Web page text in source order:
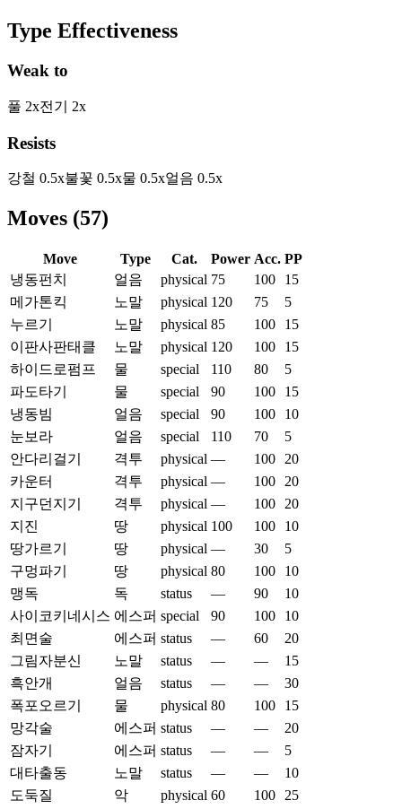
Type Effectiveness
Weak to
풀 2x전기 2x
Resists
강철 0.5x불꽃 0.5x물 0.5x얼음 0.5x
Moves (57)
Move Type Cat. Power Acc. PP
냉동펀치
얼음 physical 75 100
15
메가톤킥
노말 physical 120 75
5
누르기
노말 physical 85 100
15
이판사판태클
노말 physical 120 100
15
하이드로펌프
물 special 110 80
5
파도타기
물 special 90 100
15
냉동빔
얼음 special 90 100
10
눈보라
얼음 special 110 70
5
안다리걸기
격투 physical — 100
20
카운터
격투 physical — 100
20
지구던지기
격투 physical — 100
20
지진
땅 physical 100 100
10
땅가르기
땅 physical — 30
5
구멍파기
땅 physical 80 100
10
맹독
독 status — 90
10
사이코키네시스 에스퍼 special 90 100
10
최면술
에스퍼 status — 60
20
그림자분신
노말 status — —
15
흑안개
얼음 status — —
30
폭포오르기
물 physical 80 100
15
망각술
에스퍼 status — —
20
잠자기
에스퍼 status — —
5
대타출동
노말 status — —
10
도둑질
악 physical 60 100
25